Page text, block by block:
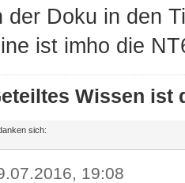
der Doku in den
ist imho die
Wissen ist
sich:
19:08